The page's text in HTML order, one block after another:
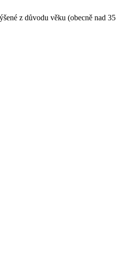
z důvodu věku (obecně nad 35